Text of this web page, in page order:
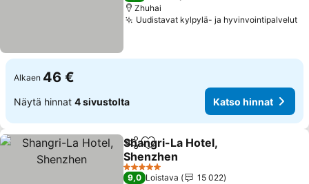
Zhuhai
Uudistavat kylpylä- ja hyvinvointipalvelut
Alkaen 46 €
Näytä hinnat 4 sivustolta Katso hinnat
Jaa Lisää suosikkeihin
Shangri-La Hotel,
Shenzhen
5 Tähtiluokitus
9,0 Loistava
15 022